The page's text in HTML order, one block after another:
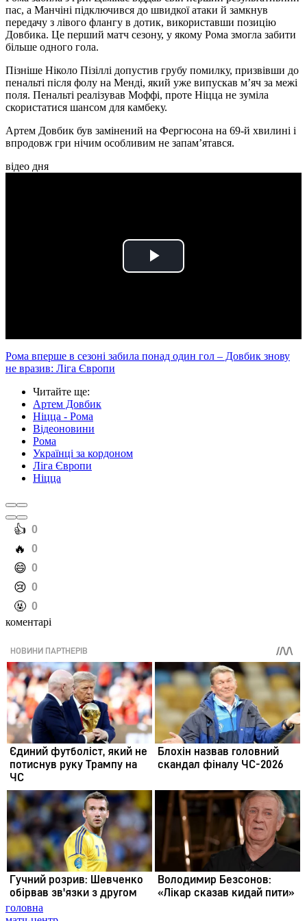
пас, а Манчіні підключився до швидкої атаки й замкнув
передачу з лівого флангу в дотик, використавши позицію
Довбика. Це перший матч сезону, у якому Рома змогла забити
більше одного гола.
Пізніше Ніколо Пізіллі допустив грубу помилку, призвівши до
пенальті після фолу на Менді, який уже випускав м’яч за межі
поля. Пенальті реалізував Моффі, проте Ніцца не зуміла
скористатися шансом для камбеку.
Артем Довбик був замінений на Фергюсона на 69-й хвилині і
впродовж гри нічим особливим не запам’ятався.
відео дня
Play
Рома вперше в сезоні забила понад один гол – Довбик знову
не вразив: Ліга Європи
Читайте ще:
Артем Довбик
Ніцца - Рома
Відеоновини
Рома
Українці за кордоном
Ліга Європи
Ніцца
️👍 0
️🔥 0
️😄 0
️😢 0
️🤬 0
коментарі
головна